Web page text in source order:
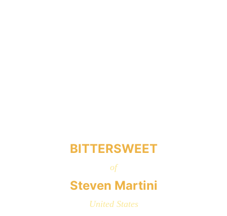
BITTERSWEET
Steven Martini
of
United States